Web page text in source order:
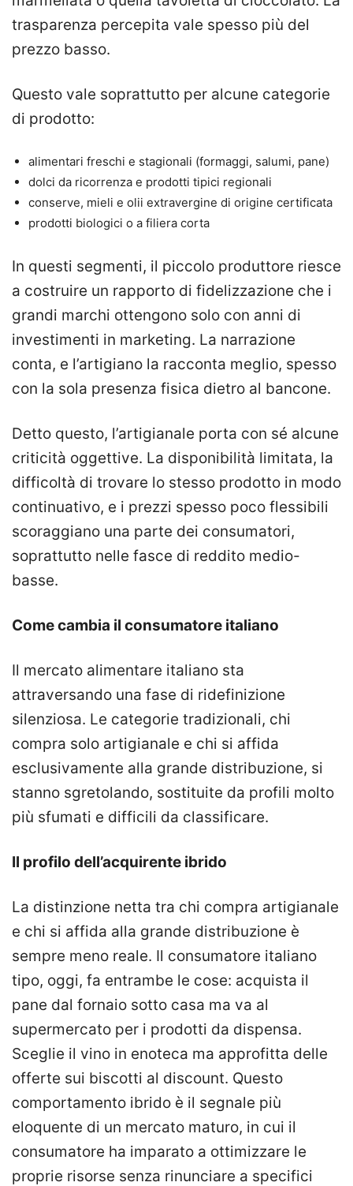
trasparenza percepita vale spesso più del
prezzo basso.
Questo vale soprattutto per alcune categorie
di prodotto:
alimentari freschi e stagionali (formaggi, salumi, pane)
dolci da ricorrenza e prodotti tipici regionali
conserve, mieli e olii extravergine di origine certificata
prodotti biologici o a filiera corta
In questi segmenti, il piccolo produttore riesce
a costruire un rapporto di fidelizzazione che i
grandi marchi ottengono solo con anni di
investimenti in marketing. La narrazione
conta, e l’artigiano la racconta meglio, spesso
con la sola presenza fisica dietro al bancone.
Detto questo, l’artigianale porta con sé alcune
criticità oggettive. La disponibilità limitata, la
difficoltà di trovare lo stesso prodotto in modo
continuativo, e i prezzi spesso poco flessibili
scoraggiano una parte dei consumatori,
soprattutto nelle fasce di reddito medio-
basse.
Come cambia il consumatore italiano
Il mercato alimentare italiano sta
attraversando una fase di ridefinizione
silenziosa. Le categorie tradizionali, chi
compra solo artigianale e chi si affida
esclusivamente alla grande distribuzione, si
stanno sgretolando, sostituite da profili molto
più sfumati e difficili da classificare.
Il profilo dell’acquirente ibrido
La distinzione netta tra chi compra artigianale
e chi si affida alla grande distribuzione è
sempre meno reale. Il consumatore italiano
tipo, oggi, fa entrambe le cose: acquista il
pane dal fornaio sotto casa ma va al
supermercato per i prodotti da dispensa.
Sceglie il vino in enoteca ma approfitta delle
offerte sui biscotti al discount. Questo
comportamento ibrido è il segnale più
eloquente di un mercato maturo, in cui il
consumatore ha imparato a ottimizzare le
proprie risorse senza rinunciare a specifici